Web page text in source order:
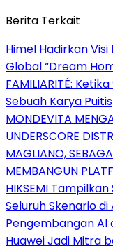
Berita Terkait
Himel Hadirkan
Global “Dream
FAMILIARITÉ:
Sebuah Karya Puitis
MONDEVITA
UNDERSCORE
MAGLIANO,
MEMBANGUN
HIKSEMI
Seluruh Skenario di
Pengembangan AI
Huawei Jadi Mitra